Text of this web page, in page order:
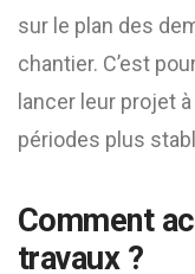
sur le plan des
chantier. C’est
lancer leur projet
périodes plus
Comment
travaux ?